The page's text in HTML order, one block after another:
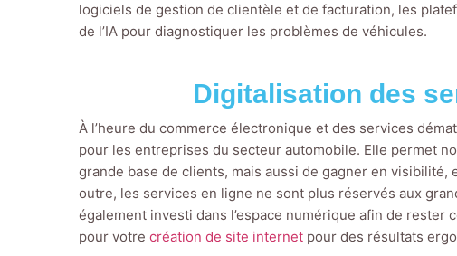
logiciels de gestion de clientèle et de facturation, les
de l’IA pour diagnostiquer les problèmes de véhicules.
Digitalisation des
À l’heure du commerce électronique et des services
pour les entreprises du secteur automobile. Elle permet
grande base de clients, mais aussi de gagner en
outre, les services en ligne ne sont plus réservés aux
également investi dans l’espace numérique afin de
pour votre création de site internet pour des résultats